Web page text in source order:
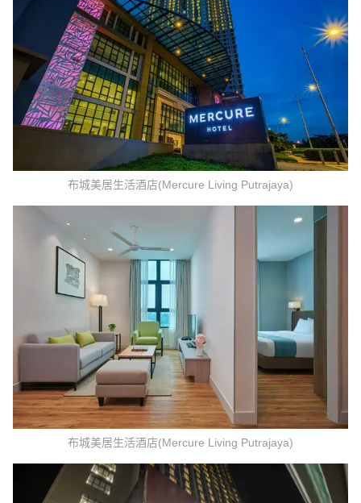
布城美居生活酒店(Mercure Living Putrajaya)
布城美居生活酒店(Mercure Living Putrajaya)